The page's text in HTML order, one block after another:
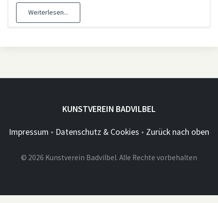
Weiterlesen...
KUNSTVEREIN BADVILBEL
Impressum • Datenschutz & Cookies • Zurück nach oben
© 2026 Kunstverein Badvilbel. Alle Rechte vorbehalten